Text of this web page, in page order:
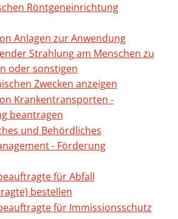
Röntgeneinrichtung
Anlagen zur Anwendung
Strahlung am Menschen zu
oder sonstigen
Zwecken anzeigen
Krankentransporten -
beantragen
und Behördliches
- Förderung
für Abfall
bestellen
für Immissionsschutz